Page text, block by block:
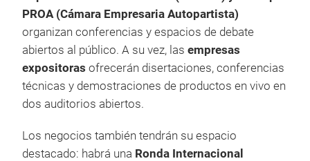
PROA (Cámara Empresaria Autopartista)
organizan conferencias y espacios de debate
abiertos al público. A su vez, las empresas
expositoras ofrecerán disertaciones, conferencias
técnicas y demostraciones de productos en vivo en
dos auditorios abiertos.
Los negocios también tendrán su espacio
destacado: habrá una Ronda Internacional